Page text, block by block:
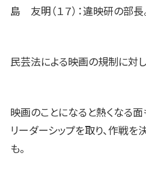
島 友明（１７）：違映研の部長
民芸法による映画の規制に対
映画のことになると熱くなる
リーダーシップを取り、作戦
も。